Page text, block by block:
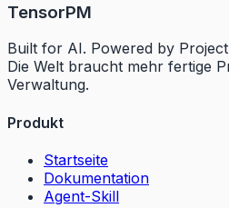
TensorPM
Built for AI. Powered by
Die Welt braucht mehr fertige
Verwaltung.
Produkt
Startseite
Dokumentation
Agent-Skill